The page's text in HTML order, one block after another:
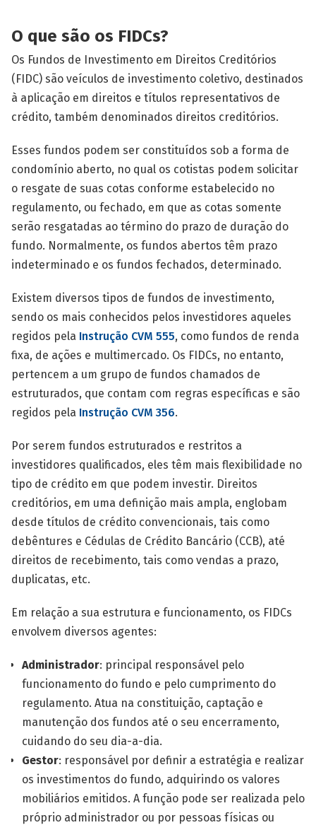
O que são os FIDCs?
Os Fundos de Investimento em Direitos Creditórios
(FIDC) são veículos de investimento coletivo, destinados
à aplicação em direitos e títulos representativos de
crédito, também denominados direitos creditórios.
Esses fundos podem ser constituídos sob a forma de
condomínio aberto, no qual os cotistas podem solicitar
o resgate de suas cotas conforme estabelecido no
regulamento, ou fechado, em que as cotas somente
serão resgatadas ao término do prazo de duração do
fundo. Normalmente, os fundos abertos têm prazo
indeterminado e os fundos fechados, determinado.
Existem diversos tipos de fundos de investimento,
sendo os mais conhecidos pelos investidores aqueles
regidos pela Instrução CVM 555, como fundos de renda
fixa, de ações e multimercado. Os FIDCs, no entanto,
pertencem a um grupo de fundos chamados de
estruturados, que contam com regras específicas e são
regidos pela Instrução CVM 356.
Por serem fundos estruturados e restritos a
investidores qualificados, eles têm mais flexibilidade no
tipo de crédito em que podem investir. Direitos
creditórios, em uma definição mais ampla, englobam
desde títulos de crédito convencionais, tais como
debêntures e Cédulas de Crédito Bancário (CCB), até
direitos de recebimento, tais como vendas a prazo,
duplicatas, etc.
Em relação a sua estrutura e funcionamento, os FIDCs
envolvem diversos agentes:
Administrador: principal responsável pelo
funcionamento do fundo e pelo cumprimento do
regulamento. Atua na constituição, captação e
manutenção dos fundos até o seu encerramento,
cuidando do seu dia-a-dia.
Gestor: responsável por definir a estratégia e realizar
os investimentos do fundo, adquirindo os valores
mobiliários emitidos. A função pode ser realizada pelo
próprio administrador ou por pessoas físicas ou